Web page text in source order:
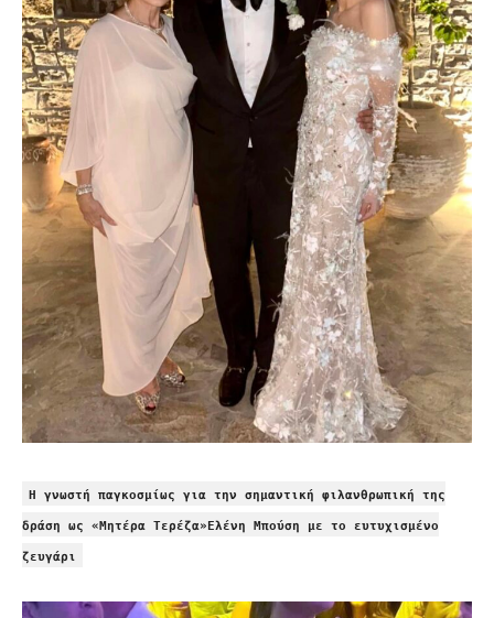
Η γνωστή παγκοσμίως για την σημαντική φιλανθρωπική της
δράση ως «Μητέρα Τερέζα»Ελένη Μπούση με το ευτυχισμένο
ζευγάρι